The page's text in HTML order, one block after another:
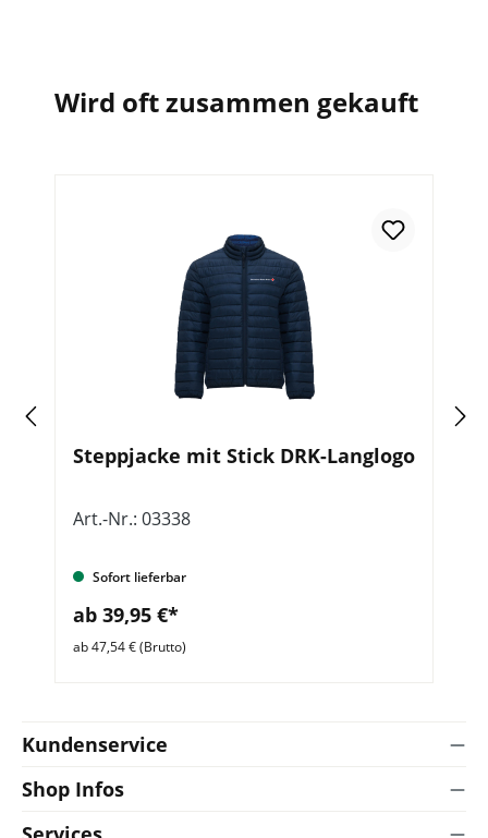
Wird oft zusammen gekauft
Steppjacke mit Stick DRK-Langlogo
Art.-Nr.: 03338
Sofort lieferbar
ab 39,95 €*
ab 47,54 € (Brutto)
Kundenservice
Shop Infos